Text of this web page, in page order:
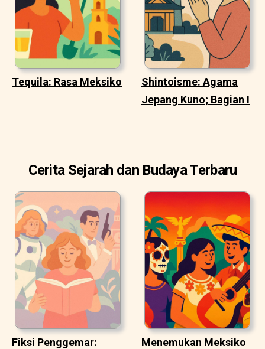
Tequila: Rasa Meksiko
Shintoisme: Agama
Jepang Kuno; Bagian I
Cerita Sejarah dan Budaya Terbaru
Fiksi Penggemar: Menemukan Meksiko